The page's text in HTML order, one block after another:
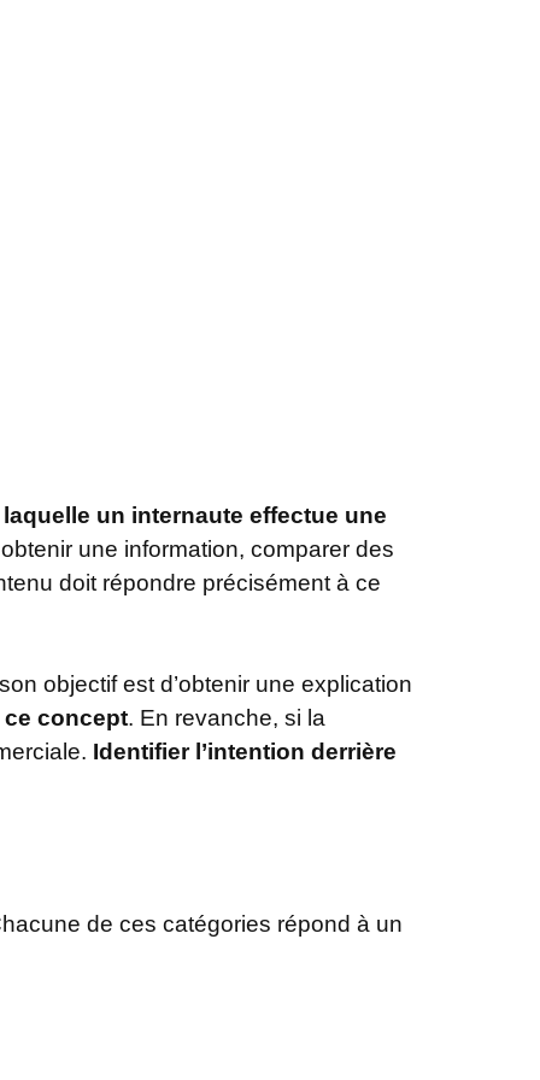
un internaute effectue une
une information, comparer des
doit répondre précisément à ce
objectif est d’obtenir une explication
ce concept. En revanche, si la
Identifier l’intention derrière
de ces catégories répond à un